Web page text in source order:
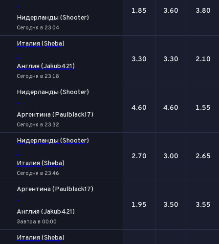
-
Нидерланды (Shooter)
Сегодня в 23:04
1.85 3.60 3.80
Италия (Sheba)
-
Англия (Jakub421)
Сегодня в 23:18
3.30 3.30 2.10
Нидерланды (Shooter)
-
Аргентина (Paulblack17)
Сегодня в 23:32
4.60 4.60 1.55
Нидерланды (Shooter)
-
Италия (Sheba)
Сегодня в 23:46
2.70 3.00 2.65
Аргентина (Paulblack17)
-
Англия (Jakub421)
Завтра в 00:00
1.95 3.50 3.55
Италия (Sheba)